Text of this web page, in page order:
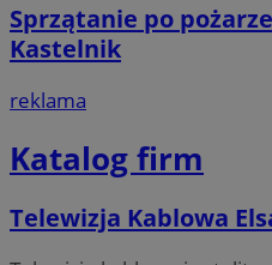
Sprzątanie po
Kastelnik
reklama
Katalog firm
Telewizja Kablowa